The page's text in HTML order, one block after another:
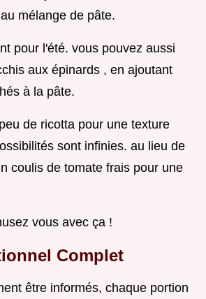
mélange de pâte.
pour l'été. vous pouvez aussi
aux épinards , en ajoutant
à la pâte.
de ricotta pour une texture
sont infinies. au lieu de
coulis de tomate frais pour une
vous avec ça !
Complet
être informés, chaque portion